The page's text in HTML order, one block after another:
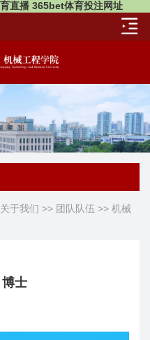
直播 365bet体育投注网址
关于我们 >> 团队队伍 >> 机械
士